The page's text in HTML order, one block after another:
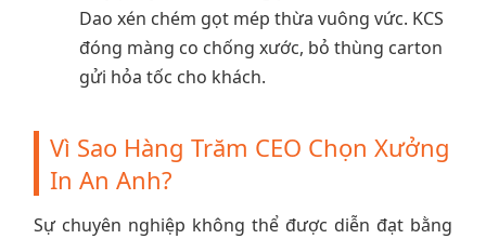
Dao xén chém gọt mép thừa vuông vức. KCS
đóng màng co chống xước, bỏ thùng carton
gửi hỏa tốc cho khách.
Vì Sao Hàng Trăm CEO Chọn Xưởng
In An Anh?
Sự chuyên nghiệp không thể được diễn đạt bằng